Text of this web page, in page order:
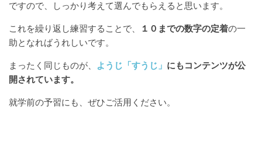
ですので、しっかり考えて選んでもらえると思います。
これを繰り返し練習することで、 １０までの数字の定着の一
助となればうれしいです。
まったく同じものが、 ようじ「すうじ」 にもコンテンツが公
開されています。
就学前の予習にも、ぜひご活用ください。